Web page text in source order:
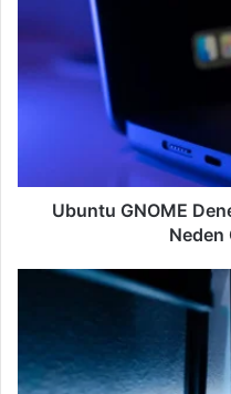
Ubuntu GNOME
Neden